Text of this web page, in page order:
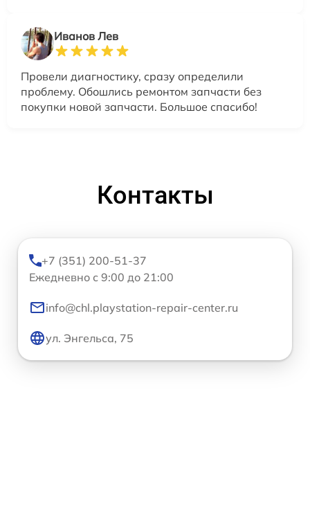
Иванов Лев
Провели диагностику, сразу определили
проблему. Обошлись ремонтом запчасти без
покупки новой запчасти. Большое спасибо!
Контакты
+7 (351) 200-51-37
Ежедневно с 9:00 до 21:00
info@chl.playstation-repair-center.ru
ул. Энгельса, 75